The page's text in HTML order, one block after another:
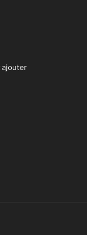
ajouter